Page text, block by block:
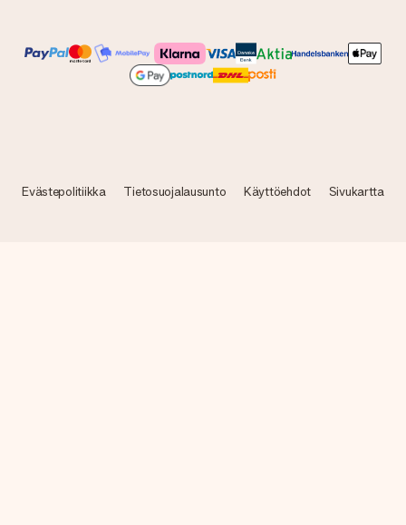
Evästepolitiikka Tietosuojalausunto Käyttöehdot Sivukartta